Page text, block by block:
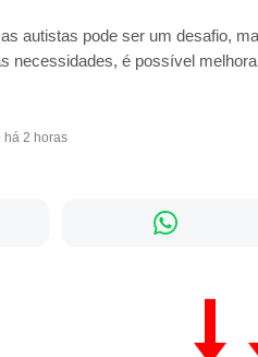
autistas pode ser um desafio,
necessidades, é possível
há 2 horas